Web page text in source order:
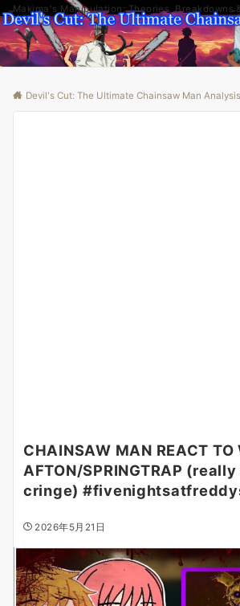
Makima's Manipulation: Theories, Breakdowns
Devil's Cut: The Ultimate Chainsaw Man Analysis
CHAINSAW MAN REACT TO
AFTON/SPRINGTRAP
cringe)
2026年5月21日